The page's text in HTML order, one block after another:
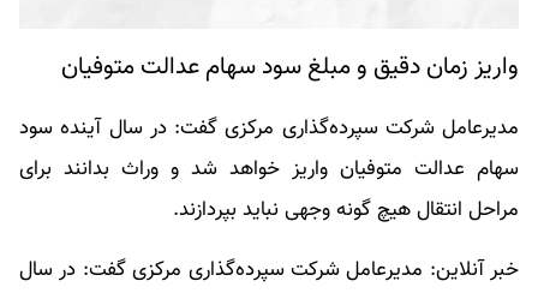
واریز زمان دقیق و مبلغ سود سهام عدالت متوفیان
مدیرعامل شرکت سپرده‌گذاری مرکزی گفت: در سال آینده سود
سهام عدالت متوفیان واریز خواهد شد و وراث بدانند برای
مراحل انتقال هیچ گونه وجهی نباید بپردازند.
خبر آنلاین: مدیرعامل شرکت سپرده‌گذاری مرکزی گفت: در سال